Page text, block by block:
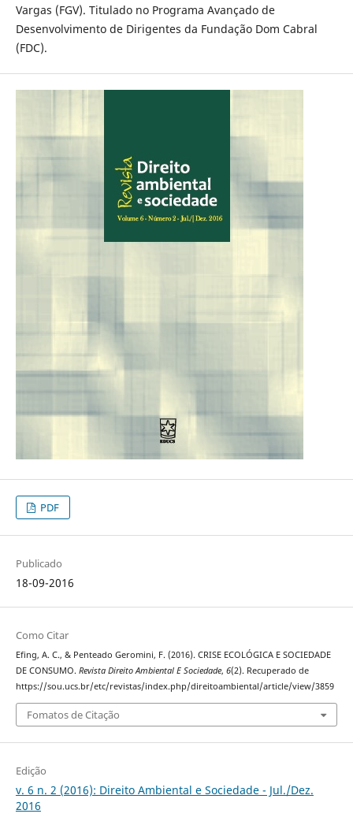
Vargas (FGV). Titulado no Programa Avançado de
Desenvolvimento de Dirigentes da Fundação Dom Cabral
(FDC).
PDF
Publicado
18-09-2016
Como Citar
Efing, A. C., & Penteado Geromini, F. (2016). CRISE ECOLÓGICA E SOCIEDADE
DE CONSUMO. Revista Direito Ambiental E Sociedade, 6(2). Recuperado de
https://sou.ucs.br/etc/revistas/index.php/direitoambiental/article/view/3859
Fomatos de Citação
Edição
v. 6 n. 2 (2016): Direito Ambiental e Sociedade - Jul./Dez.
2016